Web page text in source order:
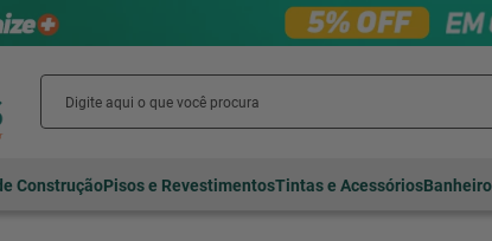
ConstruçãoPisos e RevestimentosTintas e AcessóriosBanheiro